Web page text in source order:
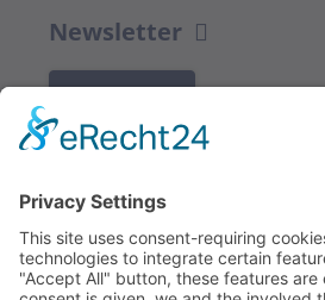
Newsletter
Redakce bbkult.net
Centrum Bavaria Bohemia (CeBB)
Dr. Veronika Hofinger
Freyung 1, 92539 Schönsee